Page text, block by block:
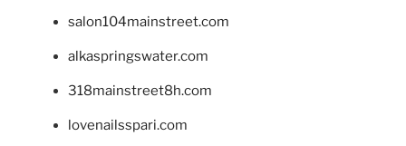
salon104mainstreet.com
alkaspringswater.com
318mainstreet8h.com
lovenailsspari.com